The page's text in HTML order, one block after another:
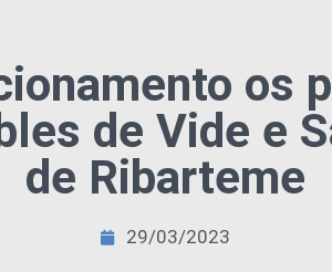
os
de Vide e
de Ribarteme
29/03/2023